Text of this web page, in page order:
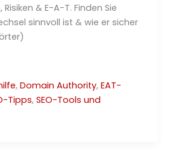
& E-A-T. Finden Sie
sinnvoll ist & wie er sicher
, Domain Authority, EAT-
Tipps, SEO-Tools und